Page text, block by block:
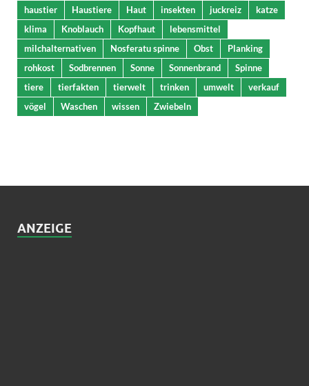
haustier
Haustiere Haut insekten juckreiz
katze
klima
Knoblauch Kopfhaut
lebensmittel
milchalternativen
Nosferatu spinne Obst
Planking
rohkost
Sodbrennen Sonne Sonnenbrand
Spinne
tiere
tierfakten tierwelt trinken umwelt
verkauf
vögel
Waschen wissen Zwiebeln
ANZEIGE